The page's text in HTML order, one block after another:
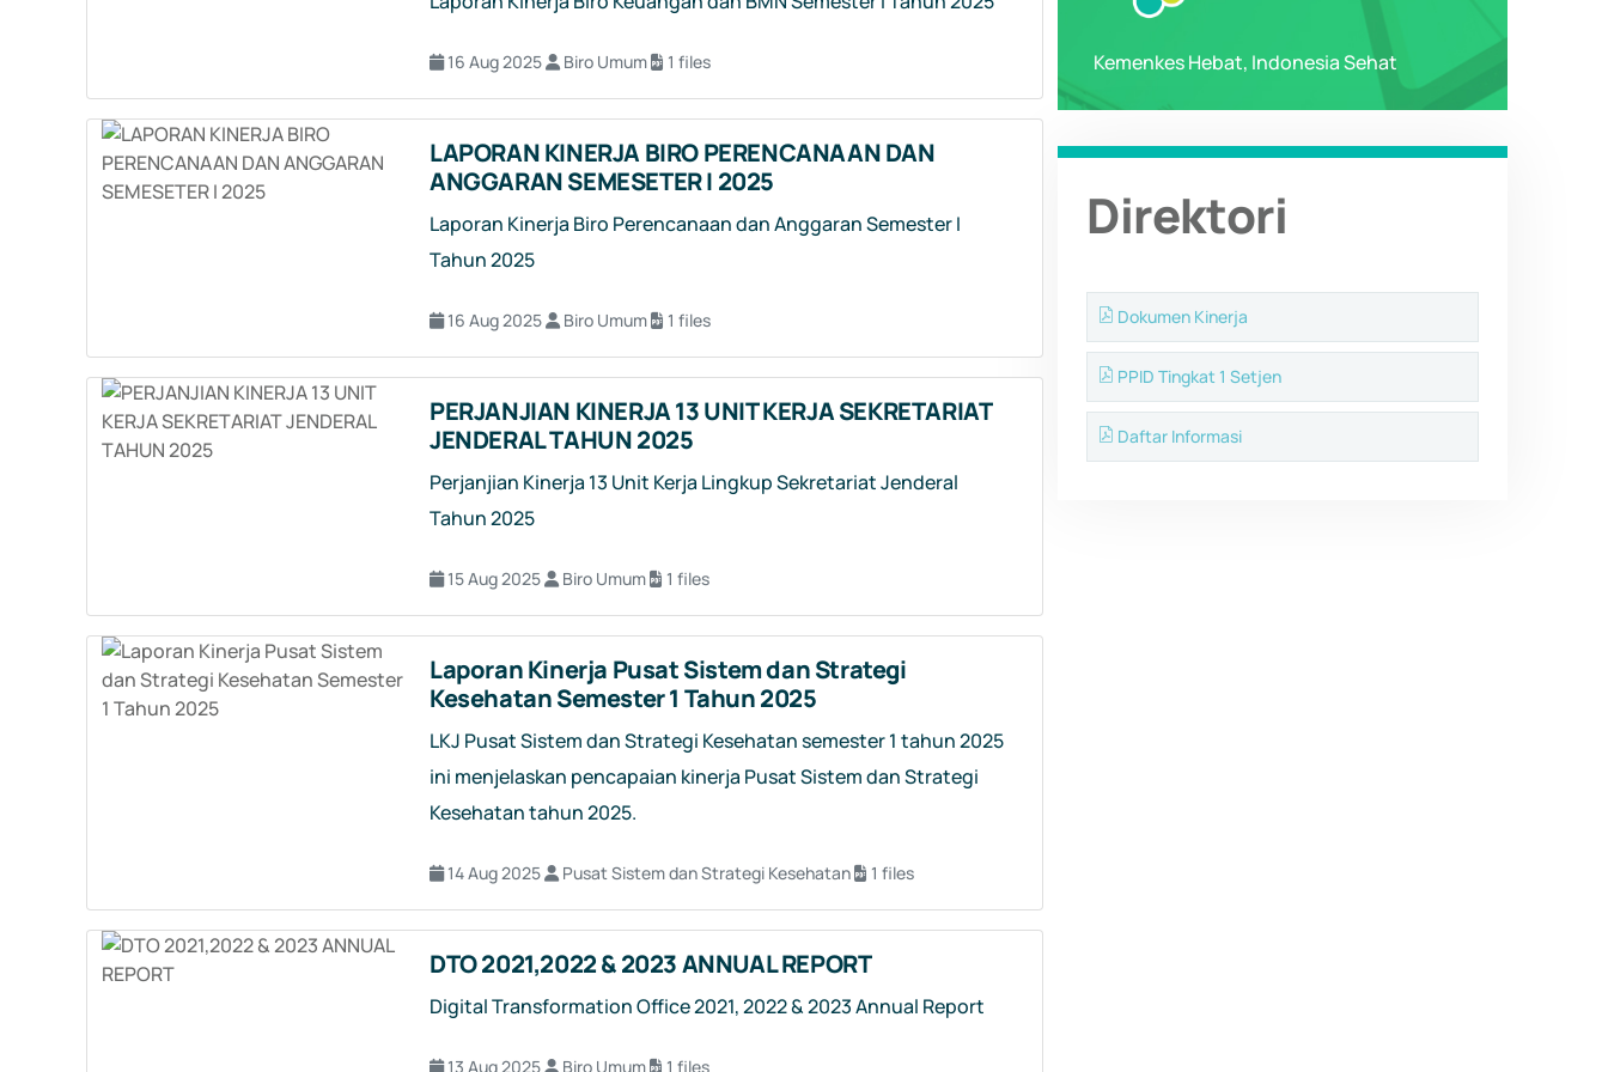
16 Aug 2025 Biro Umum 1 files
LAPORAN KINERJA BIRO PERENCANAAN DAN
ANGGARAN SEMESETER I 2025
Laporan Kinerja Biro Perencanaan dan Anggaran Semester I
Tahun 2025
16 Aug 2025 Biro Umum 1 files
PERJANJIAN KINERJA 13 UNIT KERJA SEKRETARIAT
JENDERAL TAHUN 2025
Perjanjian Kinerja 13 Unit Kerja Lingkup Sekretariat Jenderal
Tahun 2025
15 Aug 2025 Biro Umum 1 files
Laporan Kinerja Pusat Sistem dan Strategi
Kesehatan Semester 1 Tahun 2025
LKJ Pusat Sistem dan Strategi Kesehatan semester 1 tahun 2025
ini menjelaskan pencapaian kinerja Pusat Sistem dan Strategi
Kesehatan tahun 2025.
14 Aug 2025 Pusat Sistem dan Strategi Kesehatan 1 files
DTO 2021,2022 & 2023 ANNUAL REPORT
Digital Transformation Office 2021, 2022 & 2023 Annual Report
13 Aug 2025 Biro Umum 1 files
Kemenkes Hebat, Indonesia Sehat
Direktori
Dokumen Kinerja
PPID Tingkat 1 Setjen
Daftar Informasi